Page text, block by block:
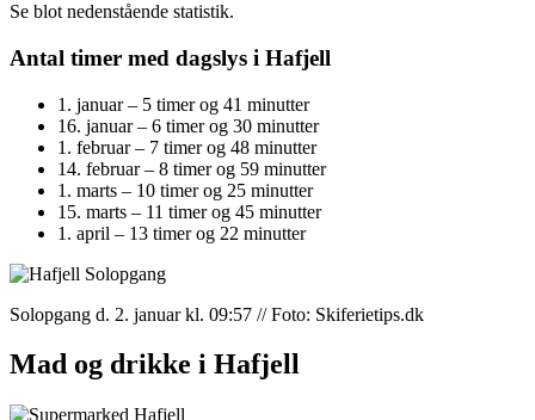
Se blot nedenstående statistik.
Antal timer med dagslys i Hafjell
1. januar – 5 timer og 41 minutter
16. januar – 6 timer og 30 minutter
1. februar – 7 timer og 48 minutter
14. februar – 8 timer og 59 minutter
1. marts – 10 timer og 25 minutter
15. marts – 11 timer og 45 minutter
1. april – 13 timer og 22 minutter
Solopgang d. 2. januar kl. 09:57 // Foto: Skiferietips.dk
Mad og drikke i Hafjell